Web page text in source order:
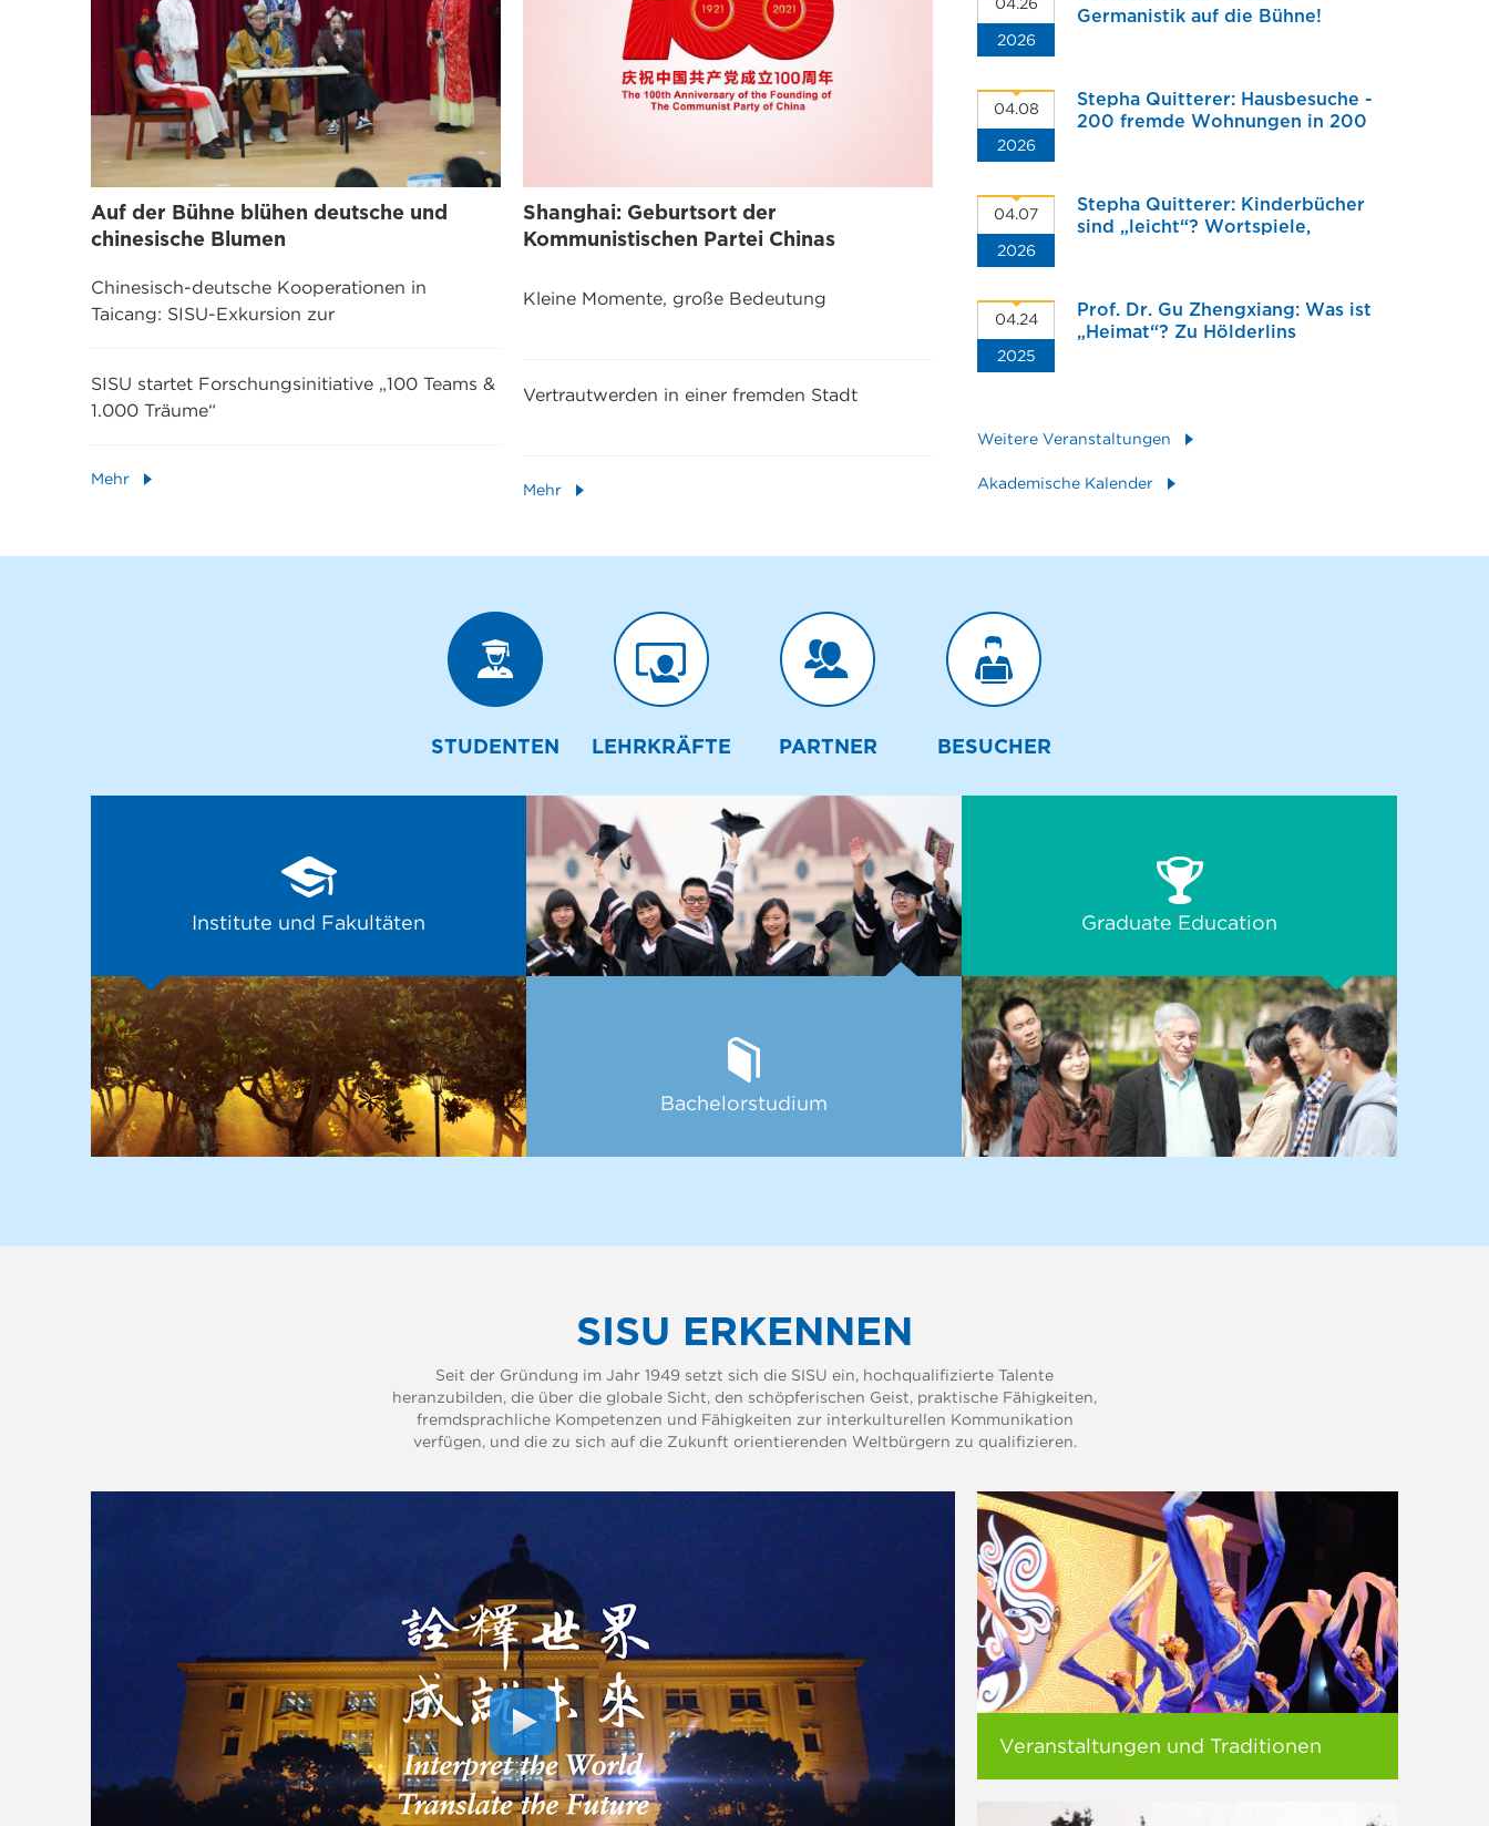
Auf der Bühne blühen deutsche und
chinesische Blumen
Chinesisch-deutsche Kooperationen in
Taicang: SISU-Exkursion zur
SISU startet Forschungsinitiative „100 Teams &
1.000 Träume“
Mehr
Shanghai: Geburtsort der
Kommunistischen Partei Chinas
Kleine Momente, große Bedeutung
Vertrautwerden in einer fremden Stadt
Mehr
2026
Germanistik auf die Bühne!
04.08
2026
Stepha Quitterer: Hausbesuche -
200 fremde Wohnungen in 200
Berg in Berlin
04.07
2026
Stepha Quitterer: Kinderbücher
sind „leicht“? Wortspiele,
Übersetzungsarbeit
04.24
2025
Prof. Dr. Gu Zhengxiang: Was ist
„Heimat“? Zu Hölderlins
Weitere Veranstaltungen
Akademische Kalender
STUDENTEN LEHRKRÄFTE PARTNER BESUCHER
Institute und Fakultäten
Bachelorstudium
Graduate Education
SISU ERKENNEN
Seit der Gründung im Jahr 1949 setzt sich die SISU ein, hochqualifizierte Talente
heranzubilden, die über die globale Sicht, den schöpferischen Geist, praktische Fähigkeiten,
fremdsprachliche Kompetenzen und Fähigkeiten zur interkulturellen Kommunikation
verfügen, und die zu sich auf die Zukunft orientierenden Weltbürgern zu qualifizieren.
Veranstaltungen und Traditionen